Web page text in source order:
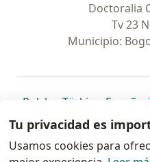
Doctoralia
Tv 23
Municipio:
Polska se abre en una
Türkiye se abre
España
Portugal
se abre en
México seChile
Tu privacidad es
Usamos cookies para